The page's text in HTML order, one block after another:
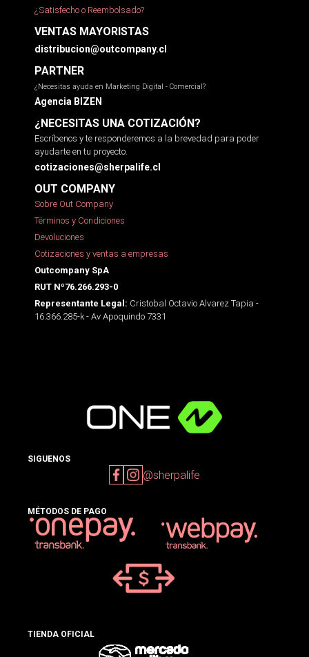
¿Satisfecho o Reembolsado?
VENTAS MAYORISTAS
distribucion@outcompany.cl
PARTNER
¿Necesitas ayuda en Marketing Digital - Comercial?
Agencia BIZEN
¿NECESITAS UNA COTIZACIÓN?
Escríbenos y te responderemos a la brevedad para poder
ayudarte en tu proyecto.
cotizaciones@sherpalife.cl
OUT COMPANY
Sobre Out Company
Términos y Condiciones
Devoluciones
Cotizaciones y ventas a empresas
Outcompany SpA
RUT Nº76.266.293-0
Representante Legal: Cristobal Octavio Alvarez Tapia -
16.366.285-k - Av Apoquindo 7331
SIGUENOS
@sherpalife
MÉTODOS DE PAGO
TIENDA OFICIAL